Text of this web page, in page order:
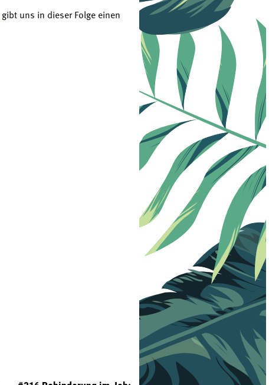
gibt uns in dieser Folge einen